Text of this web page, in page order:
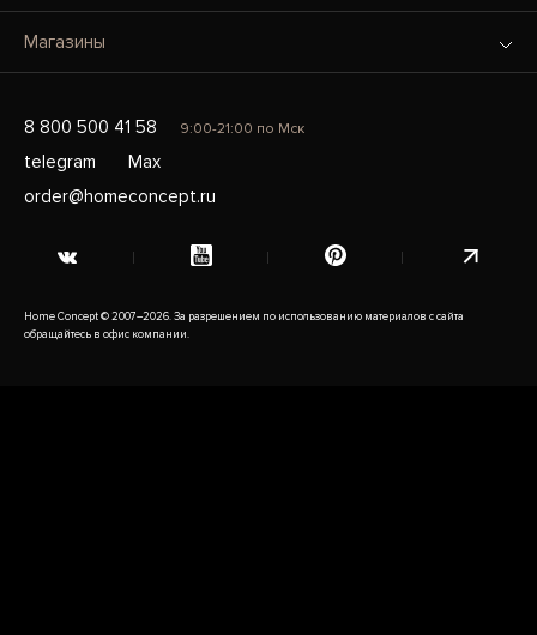
Магазины
8 800 500 41 58 9:00-21:00 по Мск
telegram
Max
order@homeconcept.ru
Home Concept © 2007–2026. За разрешением по использованию материалов с сайта
обращайтесь в офис компании.